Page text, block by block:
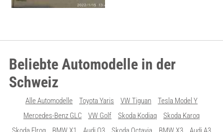
Beliebte Automodelle in der
Schweiz
Alle Automodelle Toyota Yaris VW Tiguan
Tesla Model Y
Mercedes-Benz GLC
VW Golf Skoda Kodiaq
Skoda Karoq